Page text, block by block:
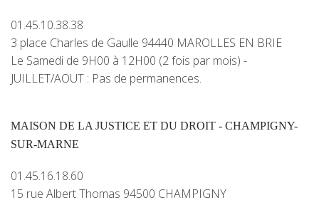
01.45.10.38.38
3 place Charles de Gaulle 94440 MAROLLES EN BRIE
Le Samedi de 9H00 à 12H00 (2 fois par mois) -
JUILLET/AOUT : Pas de permanences.
MAISON DE LA JUSTICE ET DU DROIT - CHAMPIGNY-
SUR-MARNE
01.45.16.18.60
15 rue Albert Thomas 94500 CHAMPIGNY